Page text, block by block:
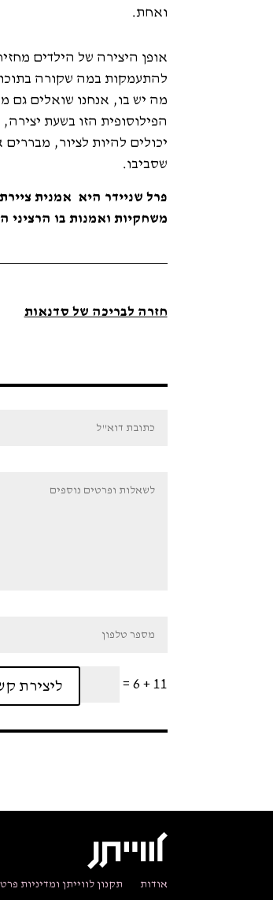
ואחת.
אופן היצירה של הילדים
להתעמקות במה שקורה
מה יש בו, אנחנו שואלים גם
הפילוסופית הזו בשעת
יכולים להיות לציור,
שסביבו.
פרל שניידר היא אמנית
משחקיות ואמנות בו הרציני
חזרה לבריכה של סדנאות
11 + 6
= ליצירת
אודות תקנון לווייתן ומדיניות